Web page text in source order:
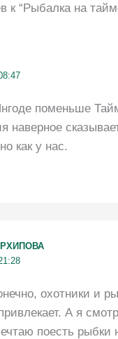
к “Рыбалка на
поменьше
наверное
как у нас.
охотники и
А я
поесть рыбки